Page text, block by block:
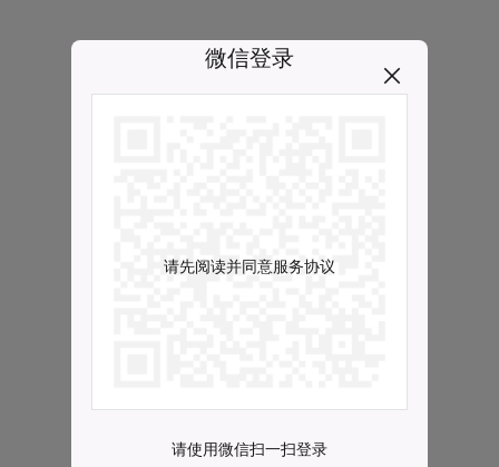
微信登录
请先阅读并同意服务协议
请使用微信扫一扫登录